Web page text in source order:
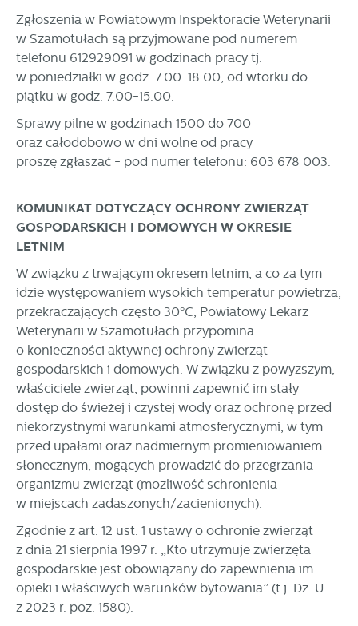
Zgłoszenia w Powiatowym Inspektoracie Weterynarii
w Szamotułach są przyjmowane pod numerem
telefonu 612929091 w godzinach pracy tj.
w poniedziałki w godz. 7.00-18.00, od wtorku do
piątku w godz. 7.00-15.00.
Sprawy pilne w godzinach 1500 do 700
oraz całodobowo w dni wolne od pracy
proszę zgłaszać - pod numer telefonu: 603 678 003.
KOMUNIKAT DOTYCZĄCY OCHRONY ZWIERZĄT
GOSPODARSKICH I DOMOWYCH W OKRESIE
LETNIM
W związku z trwającym okresem letnim, a co za tym
idzie występowaniem wysokich temperatur powietrza,
przekraczających często 30°C, Powiatowy Lekarz
Weterynarii w Szamotułach przypomina
o konieczności aktywnej ochrony zwierząt
gospodarskich i domowych. W związku z powyższym,
właściciele zwierząt, powinni zapewnić im stały
dostęp do świeżej i czystej wody oraz ochronę przed
niekorzystnymi warunkami atmosferycznymi, w tym
przed upałami oraz nadmiernym promieniowaniem
słonecznym, mogących prowadzić do przegrzania
organizmu zwierząt (możliwość schronienia
w miejscach zadaszonych/zacienionych).
Zgodnie z art. 12 ust. 1 ustawy o ochronie zwierząt
z dnia 21 sierpnia 1997 r. „Kto utrzymuje zwierzęta
gospodarskie jest obowiązany do zapewnienia im
opieki i właściwych warunków bytowania” (t.j. Dz. U.
z 2023 r. poz. 1580).
partnerami oraz innych dostawców usług. Firmy te działają
w charakterze pośredników prezentujących nasze treści w
postaci wiadomości, ofert, komunikatów mediów
społecznościowych.